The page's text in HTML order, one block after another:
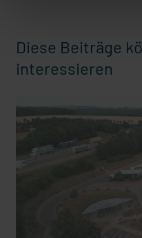
Diese Beiträge
interessieren